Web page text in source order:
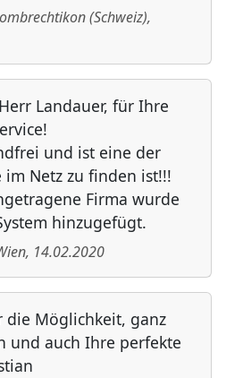
(Schweiz),
Landauer, für Ihre
und ist eine der
im Netz zu finden ist!!!
Firma wurde
hinzugefügt.
, 14.02.2020
die Möglichkeit, ganz
und auch Ihre perfekte